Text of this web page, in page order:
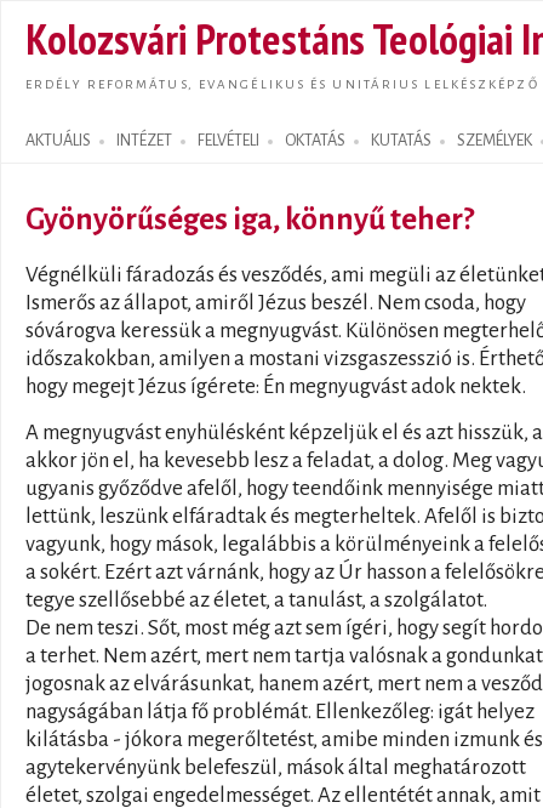
Kolozsvári Protestáns Teológiai
ERDÉLY REFORMÁTUS, EVANGÉLIKUS ÉS UNITÁRIUS LELKÉSZKÉPZŐ
AKTUÁLIS INTÉZET FELVÉTELI OKTATÁS KUTATÁS SZEMÉLYEK
Search form
Gyönyörűséges iga, könnyű teher?
Végnélküli fáradozás és vesződés, ami megüli az
Ismerős az állapot, amiről Jézus beszél. Nem csoda, hogy
sóvárogva keressük a megnyugvást. Különösen
időszakokban, amilyen a mostani vizsgaszesszió is.
hogy megejt Jézus ígérete: Én megnyugvást adok nektek.
A megnyugvást enyhülésként képzeljük el és azt hisszük,
akkor jön el, ha kevesebb lesz a feladat, a dolog. Meg
ugyanis győződve afelől, hogy teendőink mennyisége
lettünk, leszünk elfáradtak és megterheltek. Afelől is
vagyunk, hogy mások, legalábbis a körülményeink a
a sokért. Ezért azt várnánk, hogy az Úr hasson a
tegye szellősebbé az életet, a tanulást, a szolgálatot.
De nem teszi. Sőt, most még azt sem ígéri, hogy segít
a terhet. Nem azért, mert nem tartja valósnak a
jogosnak az elvárásunkat, hanem azért, mert nem a
nagyságában látja fő problémát. Ellenkezőleg: igát helyez
kilátásba - jókora megerőltetést, amibe minden izmunk és
agytekervényünk belefeszül, mások által meghatározott
életet, szolgai engedelmességet. Az ellentétét annak, amit